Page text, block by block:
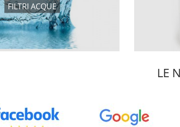
FILTRI ACQUE
LE